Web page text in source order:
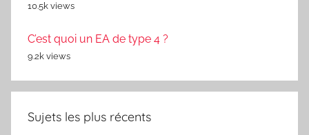
10.5k views
C’est quoi un EA de type 4 ?
9.2k views
Sujets les plus récents